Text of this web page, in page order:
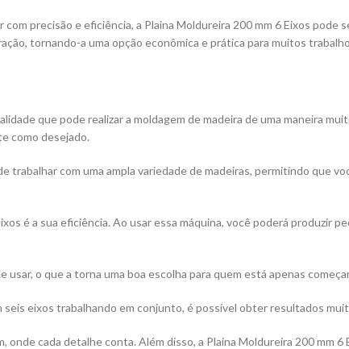
precisão e eficiência, a Plaina Moldureira 200 mm 6 Eixos pode
tornando-a uma opção econômica e prática para muitos
que pode realizar a moldagem de madeira de uma maneira
como desejado.
trabalhar com uma ampla variedade de madeiras, permitindo que
é a sua eficiência. Ao usar essa máquina, você poderá produzir
o que a torna uma boa escolha para quem está apenas
eixos trabalhando em conjunto, é possível obter resultados
cada detalhe conta. Além disso, a Plaina Moldureira 200 mm